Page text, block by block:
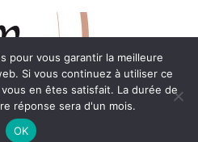
par
légales
pour vous garantir la meilleure
Si vous continuez à utiliser ce
en êtes satisfait. La durée de
réponse sera d'un mois.
OK